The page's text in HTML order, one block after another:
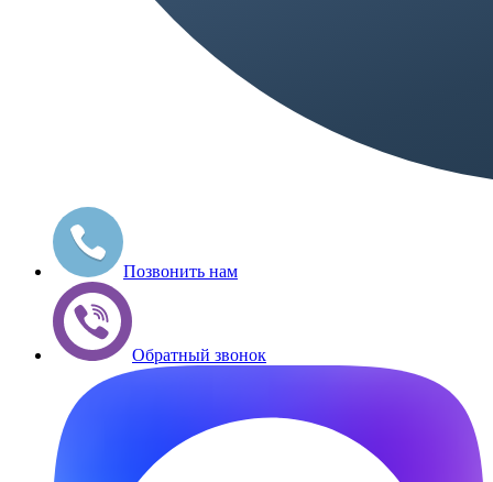
Позвонить нам
Обратный звонок